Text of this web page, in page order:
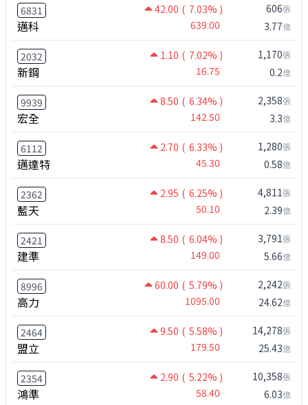
6831 42.00 ( 7.03% )
邁科 639.00
606張
3.77億
2032 1.10 ( 7.02% )
新鋼 16.75
1,170張
0.2億
9939 8.50 ( 6.34% )
宏全 142.50
2,358張
3.3億
6112 2.70 ( 6.33% )
邁達特 45.30
1,280張
0.58億
2362 2.95 ( 6.25% )
藍天 50.10
4,811張
2.39億
2421 8.50 ( 6.04% )
建準 149.00
3,791張
5.66億
8996 60.00 ( 5.79% )
高力 1095.00
2,242張
24.62億
2464 9.50 ( 5.58% )
盟立 179.50
14,278張
25.43億
2354 2.90 ( 5.22% )
鴻準 58.40
10,358張
6.03億